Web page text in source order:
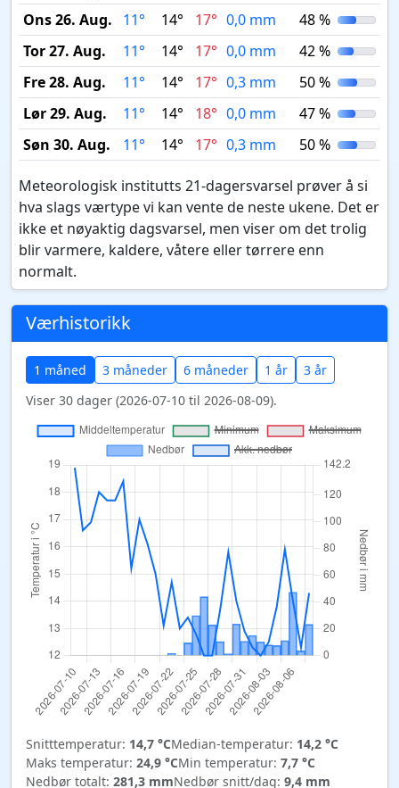
Ons 26. Aug.
11° 14° 17° 0,0 mm
48 %
Tor 27. Aug.
11° 14° 17° 0,0 mm
42 %
Fre 28. Aug.
11° 14° 17° 0,3 mm
50 %
Lør 29. Aug.
11° 14° 18° 0,0 mm
47 %
Søn 30. Aug.
11° 14° 17° 0,3 mm 50 %
Meteorologisk institutts 21-dagersvarsel prøver å si
hva slags værtype vi kan vente de neste ukene. Det er
ikke et nøyaktig dagsvarsel, men viser om det trolig
blir varmere, kaldere, våtere eller tørrere enn
normalt.
Værhistorikk
1 måned 3 måneder 6 måneder 1 år
3 år
Viser 30 dager (2026-07-10 til 2026-08-09).
Snitttemperatur: 14,7 °CMedian-temperatur: 14,2 °C
Maks temperatur: 24,9 °CMin temperatur: 7,7 °C
Nedbør totalt: 281,3 mmNedbør snitt/dag: 9,4 mm